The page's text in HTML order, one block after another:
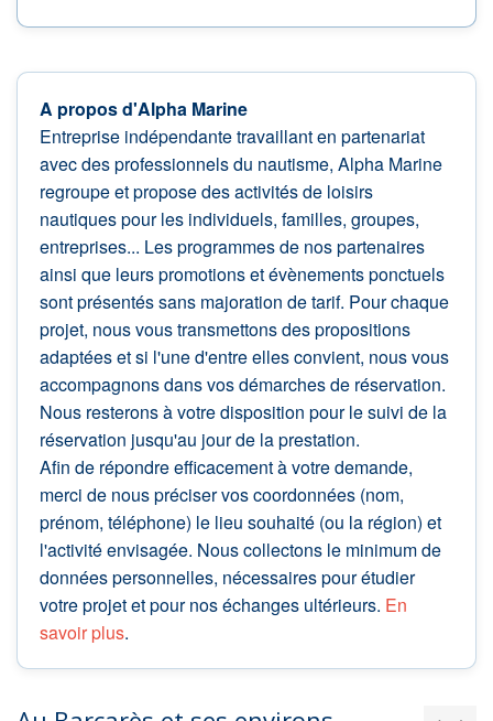
A propos d'Alpha Marine
Entreprise indépendante travaillant en partenariat
avec des professionnels du nautisme, Alpha Marine
regroupe et propose des activités de loisirs
nautiques pour les individuels, familles, groupes,
entreprises... Les programmes de nos partenaires
ainsi que leurs promotions et évènements ponctuels
sont présentés sans majoration de tarif. Pour chaque
projet, nous vous transmettons des propositions
adaptées et si l'une d'entre elles convient, nous vous
accompagnons dans vos démarches de réservation.
Nous resterons à votre disposition pour le suivi de la
réservation jusqu'au jour de la prestation.
Afin de répondre efficacement à votre demande,
merci de nous préciser vos coordonnées (nom,
prénom, téléphone) le lieu souhaité (ou la région) et
l'activité envisagée. Nous collectons le minimum de
données personnelles, nécessaires pour étudier
votre projet et pour nos échanges ultérieurs. En
savoir plus.